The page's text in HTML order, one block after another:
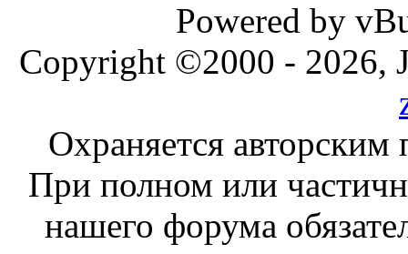
Powered by
Copyright ©2000 - 2026,
Охраняется
При полном или
нашего форума